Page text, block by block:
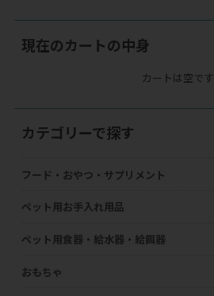
現在のカートの中身
カートは空です
カテゴリーで探す
フード・おやつ・サプリメント
ペット用お手入れ用品
ペット用食器・給水器・給餌器
おもちゃ